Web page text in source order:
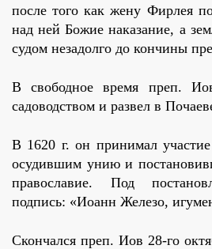
после того как жену Фирлея
над ней Божие наказание, а
судом незадолго до кончины
В свободное время преп.
садоводством и развел в
В 1620 г. он принимал
осудившим унию и
православие. Под
подпись: «Иоанн Железо,
Скончался преп. Иов 28-го